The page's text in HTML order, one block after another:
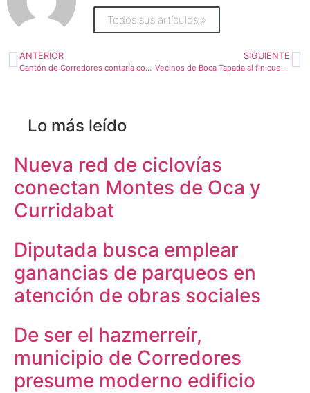
Todos sus artículos »
ANTERIOR
Cantón de Corredores contaría con gimnasio municipal
SIGUIENTE
Vecinos de Boca Tapada al fin cuentan con agua potable
Lo más leído
Nueva red de ciclovías
conectan Montes de Oca y
Curridabat
Diputada busca emplear
ganancias de parqueos en
atención de obras sociales
De ser el hazmerreír,
municipio de Corredores
presume moderno edificio